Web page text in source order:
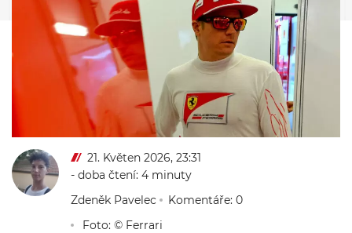
21. Květen 2026, 23:31
- doba čtení: 4 minuty
Zdeněk Pavelec
Komentáře: 0
Foto: © Ferrari